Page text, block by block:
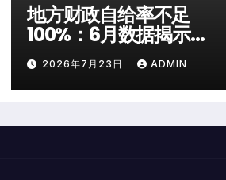
地方财政自给率不足
100%：6月数据揭示深
层风险
2026年7月23日 ADMIN